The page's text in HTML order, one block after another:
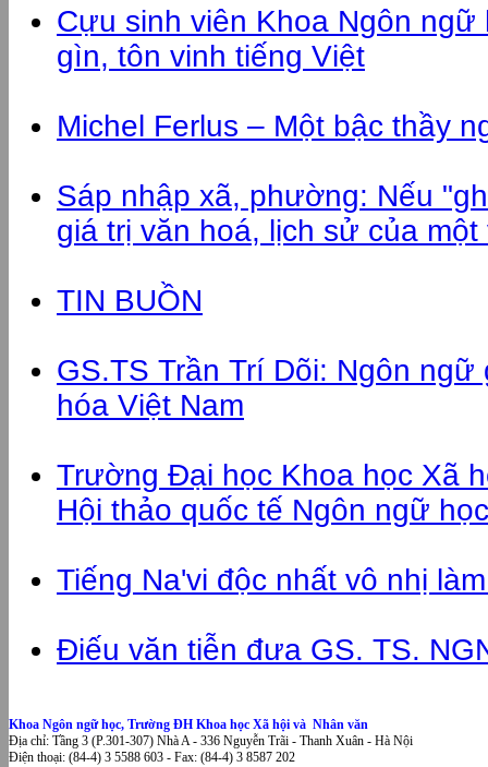
Cựu sinh viên Khoa Ngôn
gìn, tôn vinh tiếng Việt
Michel Ferlus – Một bậc thầy
Sáp nhập xã, phường: Nếu
giá trị văn hoá, lịch sử của một
TIN BUỒN
GS.TS Trần Trí Dõi: Ngôn
hóa Việt Nam
Trường Đại học Khoa học Xã
Hội thảo quốc tế Ngôn ngữ
Tiếng Na'vi độc nhất vô nhị
Điếu văn tiễn đưa GS. TS.
Khoa Ngôn ngữ học, Trường ĐH Khoa học Xã hội và Nhân văn
Địa chỉ: Tầng 3 (P.301-307) Nhà A - 336 Nguyễn Trãi - Thanh Xuân - Hà Nội
Điện thoại: (84-4) 3 5588 603 - Fax: (84-4) 3 8587 202